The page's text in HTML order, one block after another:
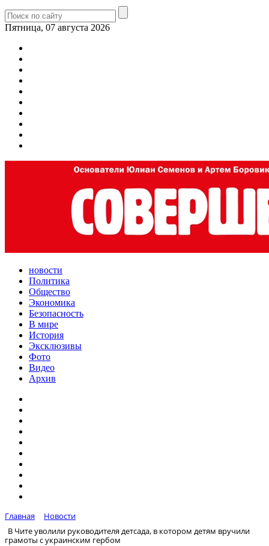
Пятница, 07 августа 2026
новости
Политика
Общество
Экономика
Безопасность
В мире
История
Эксклюзивы
Фото
Видео
Архив
Главная
Новости
В Чите уволили руководителя детсада, в котором детям вручили
грамоты с украинским гербом